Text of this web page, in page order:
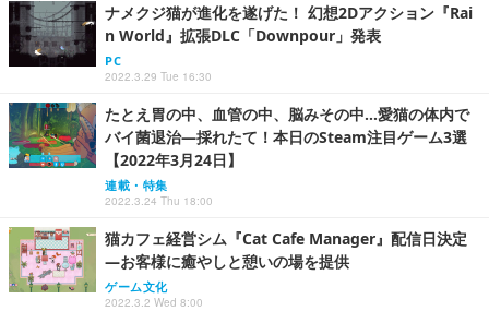
ナメクジ猫が進化を遂げた！ 幻想2Dアクション『Rai
n World』拡張DLC「Downpour」発表
PC
2022.3.29 Tue 16:30
たとえ胃の中、血管の中、脳みその中…愛猫の体内で
バイ菌退治―採れたて！本日のSteam注目ゲーム3選
【2022年3月24日】
連載・特集
2022.3.24 Thu 18:00
猫カフェ経営シム『Cat Cafe Manager』配信日決定
―お客様に癒やしと憩いの場を提供
ゲーム文化
2022.3.2 Wed 8:00